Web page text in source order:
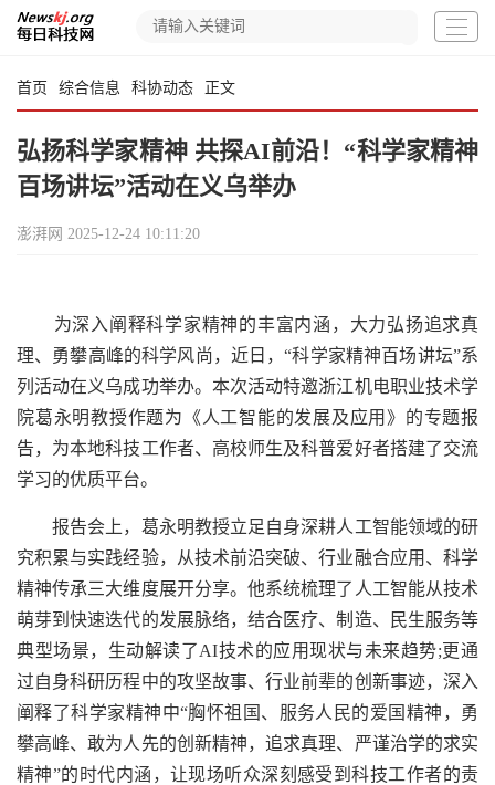
首页 综合信息 科协动态 正文
弘扬科学家精神 共探AI前沿！“科学家精神
百场讲坛”活动在义乌举办
澎湃网 2025-12-24 10:11:20
为深入阐释科学家精神的丰富内涵，大力弘扬追求真
理、勇攀高峰的科学风尚，近日，“科学家精神百场讲坛”系
列活动在义乌成功举办。本次活动特邀浙江机电职业技术学
院葛永明教授作题为《人工智能的发展及应用》的专题报
告，为本地科技工作者、高校师生及科普爱好者搭建了交流
学习的优质平台。
报告会上，葛永明教授立足自身深耕人工智能领域的研
究积累与实践经验，从技术前沿突破、行业融合应用、科学
精神传承三大维度展开分享。他系统梳理了人工智能从技术
萌芽到快速迭代的发展脉络，结合医疗、制造、民生服务等
典型场景，生动解读了AI技术的应用现状与未来趋势;更通
过自身科研历程中的攻坚故事、行业前辈的创新事迹，深入
阐释了科学家精神中“胸怀祖国、服务人民的爱国精神，勇
攀高峰、敢为人先的创新精神，追求真理、严谨治学的求实
精神”的时代内涵，让现场听众深刻感受到科技工作者的责